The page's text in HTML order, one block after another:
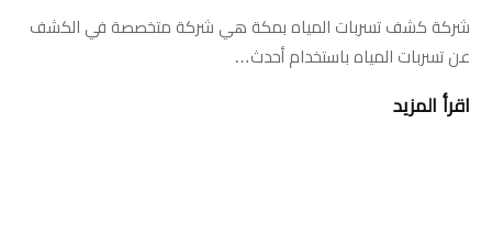
شركة كشف تسربات المياه بمكة هي شركة متخصصة في الكشف
عن تسربات المياه باستخدام أحدث…
اقرأ المزيد